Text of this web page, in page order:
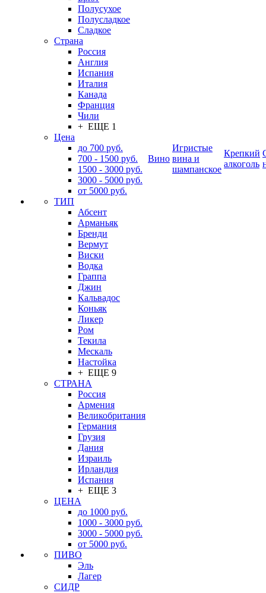
Полусухое
Полусладкое
Сладкое
Страна
Россия
Англия
Испания
Италия
Канада
Франция
Чили
+ ЕЩЕ 1
Цена
до 700 руб.
700 - 1500 руб.
1500 - 3000 руб.
3000 - 5000 руб.
от 5000 руб.
ТИП
Абсент
Арманьяк
Бренди
Вермут
Виски
Водка
Граппа
Джин
Кальвадос
Коньяк
Ликер
Ром
Текила
Мескаль
Настойка
+ ЕЩЕ 9
СТРАНА
Россия
Армения
Великобритания
Германия
Грузия
Дания
Израиль
Ирландия
Испания
+ ЕЩЕ 3
ЦЕНА
до 1000 руб.
1000 - 3000 руб.
3000 - 5000 руб.
от 5000 руб.
ПИВО
Эль
Лагер
СИДР
Вино
Игристые
вина и
шампанское
Крепкий
алкоголь